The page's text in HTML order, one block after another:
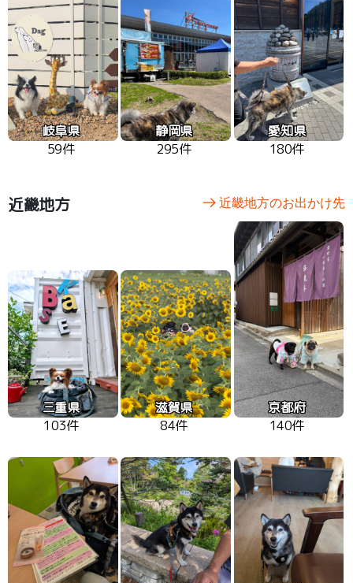
岐阜県
59件
静岡県
295件
愛知県
180件
近畿地方 近畿地方のお出かけ先
三重県
103件
滋賀県
84件
京都府
140件